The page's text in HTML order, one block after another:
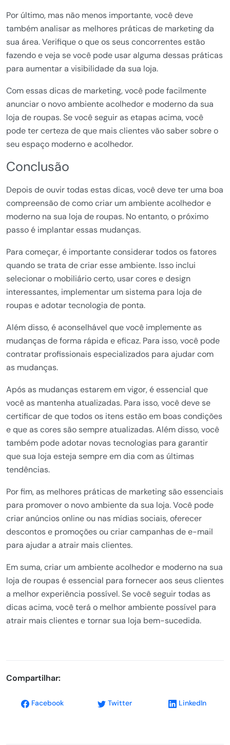
Por último, mas não menos importante, você deve
também analisar as melhores práticas de marketing da
sua área. Verifique o que os seus concorrentes estão
fazendo e veja se você pode usar alguma dessas práticas
para aumentar a visibilidade da sua loja.
Com essas dicas de marketing, você pode facilmente
anunciar o novo ambiente acolhedor e moderno da sua
loja de roupas. Se você seguir as etapas acima, você
pode ter certeza de que mais clientes vão saber sobre o
seu espaço moderno e acolhedor.
Conclusão
Depois de ouvir todas estas dicas, você deve ter uma boa
compreensão de como criar um ambiente acolhedor e
moderno na sua loja de roupas. No entanto, o próximo
passo é implantar essas mudanças.
Para começar, é importante considerar todos os fatores
quando se trata de criar esse ambiente. Isso inclui
selecionar o mobiliário certo, usar cores e design
interessantes, implementar um sistema para loja de
roupas e adotar tecnologia de ponta.
Além disso, é aconselhável que você implemente as
mudanças de forma rápida e eficaz. Para isso, você pode
contratar profissionais especializados para ajudar com
as mudanças.
Após as mudanças estarem em vigor, é essencial que
você as mantenha atualizadas. Para isso, você deve se
certificar de que todos os itens estão em boas condições
e que as cores são sempre atualizadas. Além disso, você
também pode adotar novas tecnologias para garantir
que sua loja esteja sempre em dia com as últimas
tendências.
Por fim, as melhores práticas de marketing são essenciais
para promover o novo ambiente da sua loja. Você pode
criar anúncios online ou nas mídias sociais, oferecer
descontos e promoções ou criar campanhas de e-mail
para ajudar a atrair mais clientes.
Em suma, criar um ambiente acolhedor e moderno na sua
loja de roupas é essencial para fornecer aos seus clientes
a melhor experiência possível. Se você seguir todas as
dicas acima, você terá o melhor ambiente possível para
atrair mais clientes e tornar sua loja bem-sucedida.
Compartilhar:
Facebook Twitter LinkedIn